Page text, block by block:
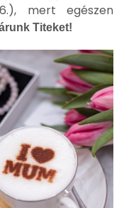
mert egészen
Titeket!